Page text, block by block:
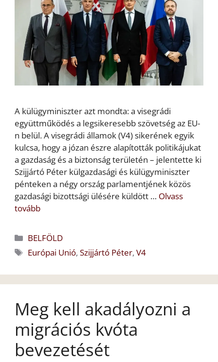
A külügyminiszter azt mondta: a visegrádi
együttműködés a legsikeresebb szövetség az EU-
n belül. A visegrádi államok (V4) sikerének egyik
kulcsa, hogy a józan észre alapították politikájukat
a gazdaság és a biztonság területén – jelentette ki
Szijjártó Péter külgazdasági és külügyminiszter
pénteken a négy ország parlamentjének közös
gazdasági bizottsági ülésére küldött … Olvass
tovább
Kategória
BELFÖLD
Címkék
Európai Unió,Szijjártó Péter,V4
Meg kell akadályozni a
migrációs kvóta
bevezetését